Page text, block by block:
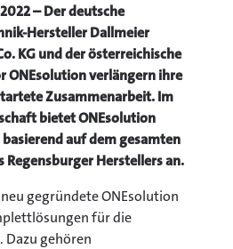
– Der deutsche
Hersteller Dallmeier
KG und der österreichische
ONEsolution verlängern ihre
Zusammenarbeit. Im
bietet ONEsolution
auf dem gesamten
Herstellers an.
gegründete ONEsolution
für die
Dazu gehören